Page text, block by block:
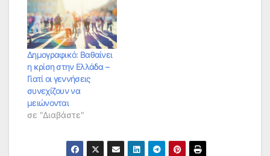
Δημογραφικό: Βαθαίνει
η κρίση στην Ελλάδα –
Γιατί οι γεννήσεις
συνεχίζουν να
μειώνονται
σε "Διαβάστε"